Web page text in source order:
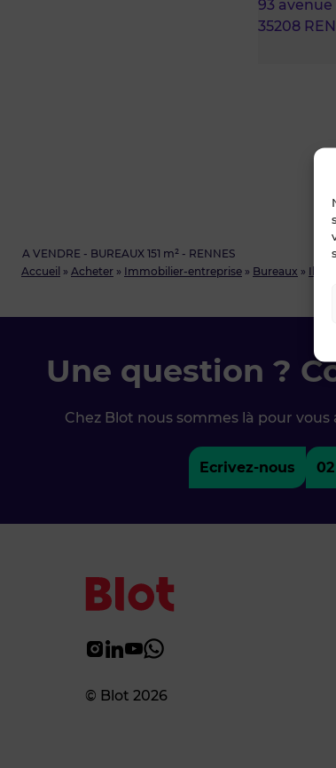
Accueil » Acheter » Immobilier-entreprise » Bureaux » Ille-
A VENDRE - BUREAUX 151 m² - RENNES
93 avenue
35208
Une question ?
Chez Blot nous sommes là pour
Ecrivez-nous
© Blot 2026